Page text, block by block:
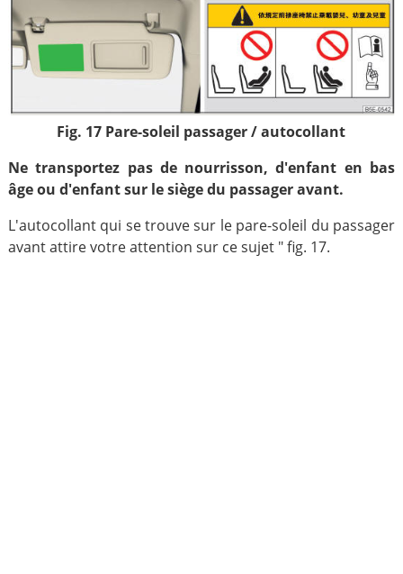
Fig. 17 Pare-soleil passager / autocollant
Ne transportez pas de nourrisson, d'enfant en bas
âge ou d'enfant sur le siège du passager avant.
L'autocollant qui se trouve sur le pare-soleil du passager
avant attire votre attention sur ce sujet " fig. 17.